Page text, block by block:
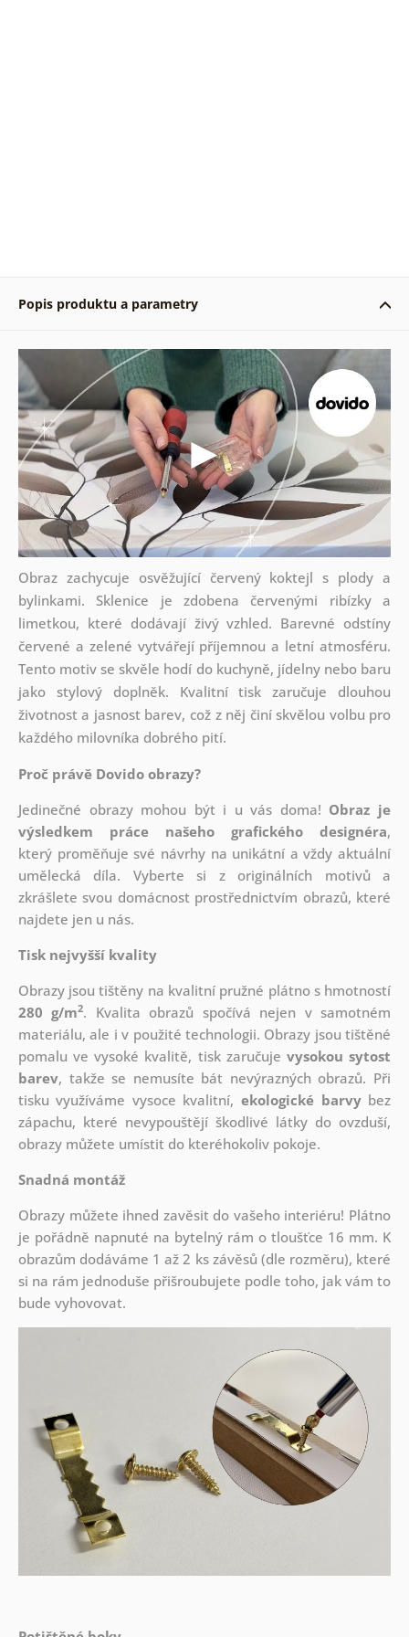
Popis produktu a parametry
Obraz zachycuje osvěžující červený koktejl s plody a
bylinkami. Sklenice je zdobena červenými ribízky a
limetkou, které dodávají živý vzhled. Barevné odstíny
červené a zelené vytvářejí příjemnou a letní atmosféru.
Tento motiv se skvěle hodí do kuchyně, jídelny nebo baru
jako stylový doplněk. Kvalitní tisk zaručuje dlouhou
životnost a jasnost barev, což z něj činí skvělou volbu pro
každého milovníka dobrého pití.
Proč právě Dovido obrazy?
Jedinečné obrazy mohou být i u vás doma! Obraz je
výsledkem práce našeho grafického designéra,
který proměňuje své návrhy na unikátní a vždy aktuální
umělecká díla. Vyberte si z originálních motivů a
zkrášlete svou domácnost prostřednictvím obrazů, které
najdete jen u nás.
Tisk nejvyšší kvality
Obrazy jsou tištěny na kvalitní pružné plátno s hmotností
280 g/m2. Kvalita obrazů spočívá nejen v samotném
materiálu, ale i v použité technologii. Obrazy jsou tištěné
pomalu ve vysoké kvalitě, tisk zaručuje vysokou sytost
barev, takže se nemusíte bát nevýrazných obrazů. Při
tisku využíváme vysoce kvalitní,ekologické barvybez
zápachu, které nevypouštějí škodlivé látky do ovzduší,
obrazy můžete umístit do kteréhokoliv pokoje.
Snadná montáž
Obrazy můžete ihned zavěsit do vašeho interiéru! Plátno
je pořádně napnuté na bytelný rám o tloušťce 16 mm. K
obrazům dodáváme 1 až 2 ks závěsů (dle rozměru), které
si na rám jednoduše přišroubujete podle toho, jak vám to
bude vyhovovat.